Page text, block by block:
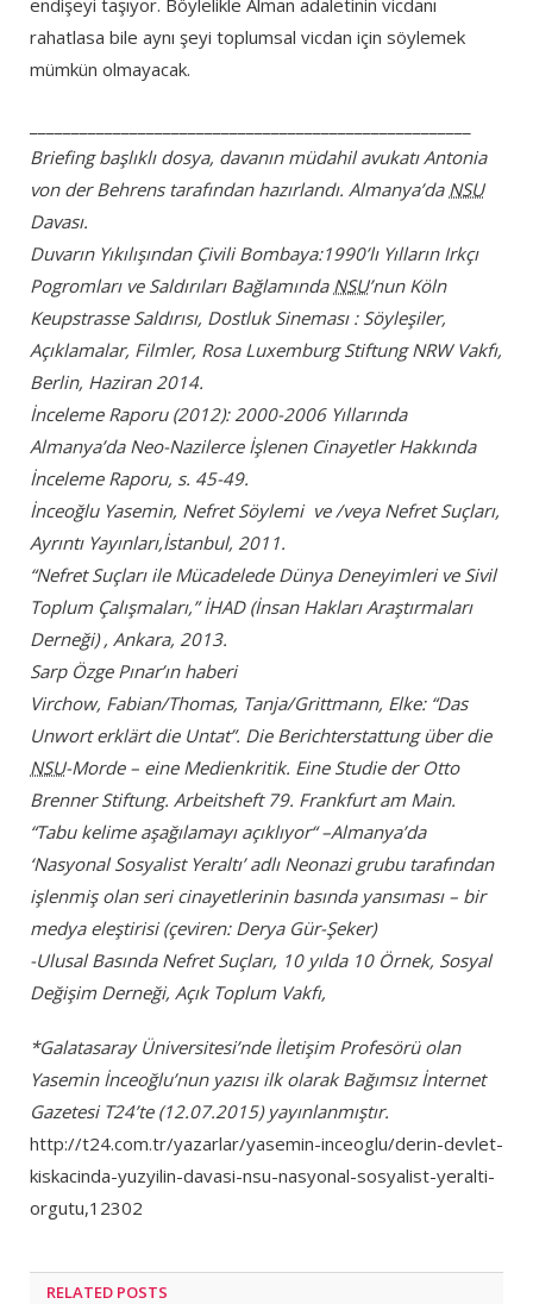
endişeyi taşıyor. Böylelikle Alman adaletinin vicdanı
rahatlasa bile aynı şeyi toplumsal vicdan için söylemek
mümkün olmayacak.
Briefing başlıklı dosya, davanın müdahil avukatı Antonia
von der Behrens tarafından hazırlandı. Almanya’da NSU
Davası.
Duvarın Yıkılışından Çivili Bombaya:1990’lı Yılların Irkçı
Pogromları ve Saldırıları Bağlamında NSU’nun Köln
Keupstrasse Saldırısı, Dostluk Sineması : Söyleşiler,
Açıklamalar, Filmler, Rosa Luxemburg Stiftung NRW Vakfı,
Berlin, Haziran 2014.
İnceleme Raporu (2012): 2000-2006 Yıllarında
Almanya’da Neo-Nazilerce İşlenen Cinayetler Hakkında
İnceleme Raporu, s. 45-49.
İnceoğlu Yasemin, Nefret Söylemi ve /veya Nefret Suçları,
Ayrıntı Yayınları,İstanbul, 2011.
“Nefret Suçları ile Mücadelede Dünya Deneyimleri ve Sivil
Toplum Çalışmaları,” İHAD (İnsan Hakları Araştırmaları
Derneği) , Ankara, 2013.
Sarp Özge Pınar’ın haberi
Virchow, Fabian/Thomas, Tanja/Grittmann, Elke: “Das
Unwort erklärt die Untat”. Die Berichterstattung über die
NSU-Morde – eine Medienkritik. Eine Studie der Otto
Brenner Stiftung. Arbeitsheft 79. Frankfurt am Main.
“Tabu kelime aşağılamayı açıklıyor“ –Almanya’da
‘Nasyonal Sosyalist Yeraltı’ adlı Neonazi grubu tarafından
işlenmiş olan seri cinayetlerinin basında yansıması – bir
medya eleştirisi (çeviren: Derya Gür-Şeker)
-Ulusal Basında Nefret Suçları, 10 yılda 10 Örnek, Sosyal
Değişim Derneği, Açık Toplum Vakfı,
*Galatasaray Üniversitesi’nde İletişim Profesörü olan
Yasemin İnceoğlu’nun yazısı ilk olarak Bağımsız İnternet
Gazetesi T24’te (12.07.2015) yayınlanmıştır.
http://t24.com.tr/yazarlar/yasemin-inceoglu/derin-devlet-
kiskacinda-yuzyilin-davasi-nsu-nasyonal-sosyalist-yeralti-
orgutu,12302
RELATED POSTS